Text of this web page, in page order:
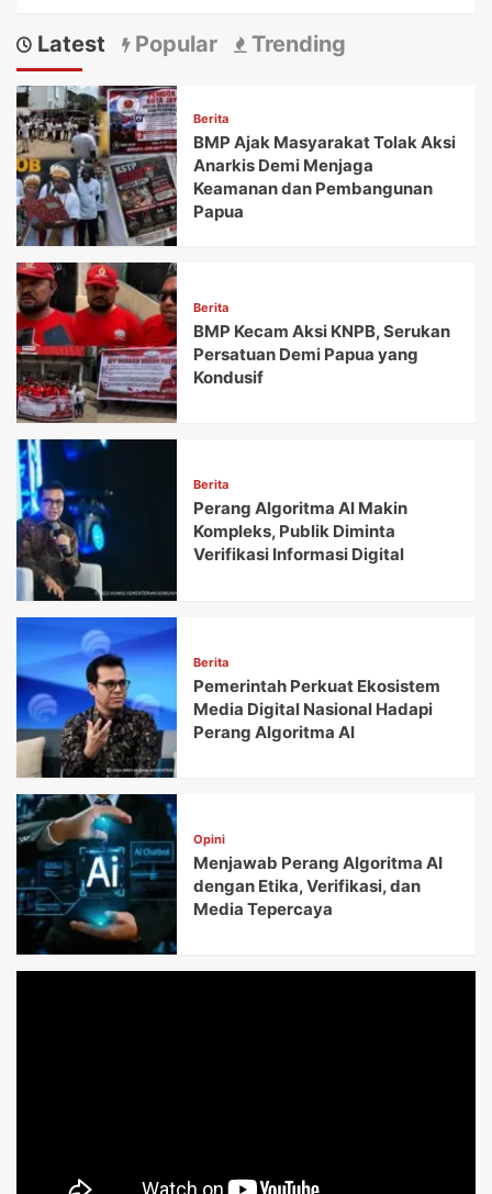
Latest Popular Trending
Berita
BMP Ajak Masyarakat Tolak Aksi
Anarkis Demi Menjaga
Keamanan dan Pembangunan
Papua
Berita
BMP Kecam Aksi KNPB, Serukan
Persatuan Demi Papua yang
Kondusif
Berita
Perang Algoritma AI Makin
Kompleks, Publik Diminta
Verifikasi Informasi Digital
Berita
Pemerintah Perkuat Ekosistem
Media Digital Nasional Hadapi
Perang Algoritma AI
Opini
Menjawab Perang Algoritma AI
dengan Etika, Verifikasi, dan
Media Tepercaya